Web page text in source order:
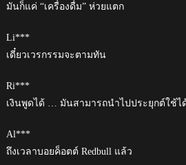
มันก็แค่ “เครื่องดื่ม” ห่วยแตก
Li***
เดี๋ยวเวรกรรมจะตามทัน
Ri***
เงินพูดได้ … มันสามารถนำไปประยุกต์ใช้ไ
Al***
ถึงเวลาบอยค็อตต์ Redbull แล้ว